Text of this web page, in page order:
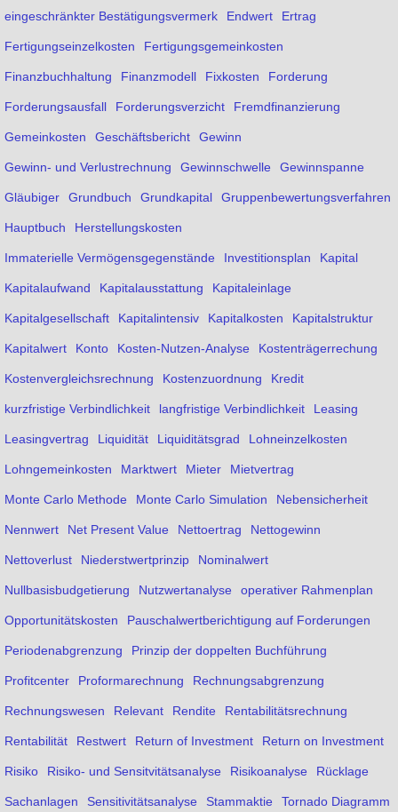
eingeschränkter Bestätigungsvermerk Endwert Ertrag
Fertigungseinzelkosten Fertigungsgemeinkosten
Finanzbuchhaltung Finanzmodell Fixkosten Forderung
Forderungsausfall Forderungsverzicht Fremdfinanzierung
Gemeinkosten Geschäftsbericht Gewinn
Gewinn- und Verlustrechnung Gewinnschwelle Gewinnspanne
Gläubiger Grundbuch Grundkapital Gruppenbewertungsverfahren
Hauptbuch Herstellungskosten
Immaterielle Vermögensgegenstände Investitionsplan Kapital
Kapitalaufwand Kapitalausstattung Kapitaleinlage
Kapitalgesellschaft Kapitalintensiv Kapitalkosten Kapitalstruktur
Kapitalwert Konto Kosten-Nutzen-Analyse Kostenträgerrechung
Kostenvergleichsrechnung Kostenzuordnung Kredit
kurzfristige Verbindlichkeit langfristige Verbindlichkeit Leasing
Leasingvertrag Liquidität Liquiditätsgrad Lohneinzelkosten
Lohngemeinkosten Marktwert Mieter Mietvertrag
Monte Carlo Methode Monte Carlo Simulation Nebensicherheit
Nennwert Net Present Value Nettoertrag Nettogewinn
Nettoverlust Niederstwertprinzip Nominalwert
Nullbasisbudgetierung Nutzwertanalyse operativer Rahmenplan
Opportunitätskosten Pauschalwertberichtigung auf Forderungen
Periodenabgrenzung Prinzip der doppelten Buchführung
Profitcenter Proformarechnung Rechnungsabgrenzung
Rechnungswesen Relevant Rendite Rentabilitätsrechnung
Rentabilität Restwert Return of Investment Return on Investment
Risiko Risiko- und Sensitvitätsanalyse Risikoanalyse Rücklage
Sachanlagen Sensitivitätsanalyse Stammaktie Tornado Diagramm